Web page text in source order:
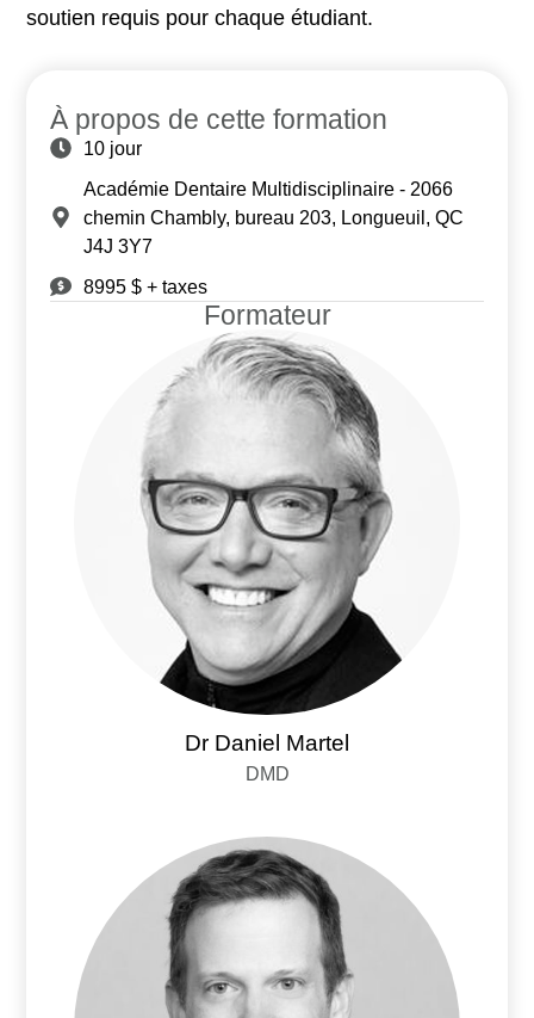
soutien requis pour chaque étudiant.
À propos de cette formation
10 jour
Académie Dentaire Multidisciplinaire - 2066
chemin Chambly, bureau 203, Longueuil, QC
J4J 3Y7
8995 $ + taxes
Formateur
Dr Daniel Martel
DMD